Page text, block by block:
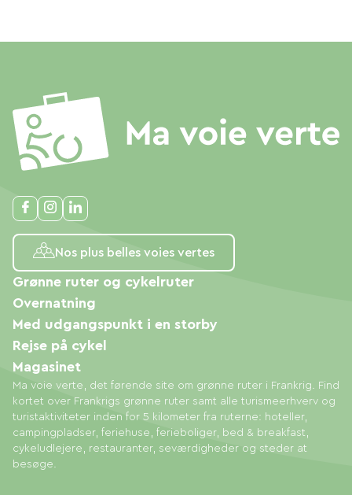
Nos plus belles voies vertes
Ma voie verte, det førende site om grønne ruter i Frankrig. Find
kortet over Frankrigs grønne ruter samt alle turismeerhverv og
turistaktiviteter inden for 5 kilometer fra ruterne: hoteller,
campingpladser, feriehuse, ferieboliger, bed & breakfast,
cykeludlejere, restauranter, seværdigheder og steder at
besøge.
Grønne ruter og cykelruter
Overnatning
Med udgangspunkt i en storby
Rejse på cykel
Magasinet